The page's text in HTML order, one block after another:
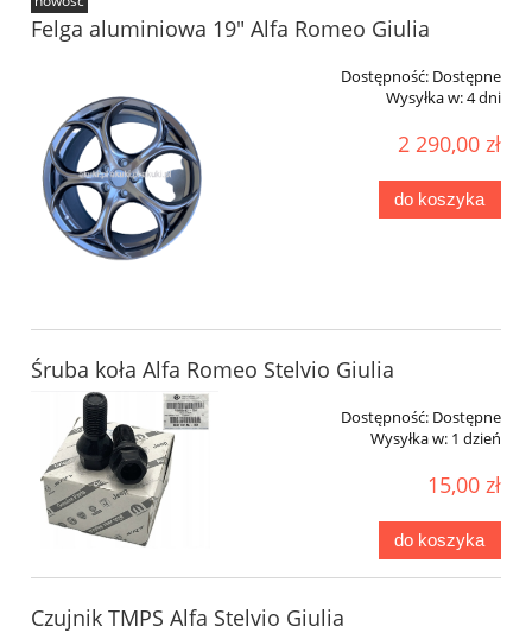
Felga aluminiowa 19" Alfa Romeo Giulia
Dostępność: Dostępne
Wysyłka w:4 dni
2 290,00 zł
do koszyka
Śruba koła Alfa Romeo Stelvio Giulia
Dostępność: Dostępne
Wysyłka w: 1 dzień
15,00 zł
do koszyka
Czujnik TMPS Alfa Stelvio Giulia